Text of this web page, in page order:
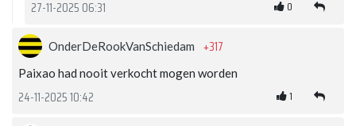
27-11-2025 06:31 0
OnderDeRookVanSchiedam +317
Paixao had nooit verkocht mogen worden
24-11-2025 10:42 1